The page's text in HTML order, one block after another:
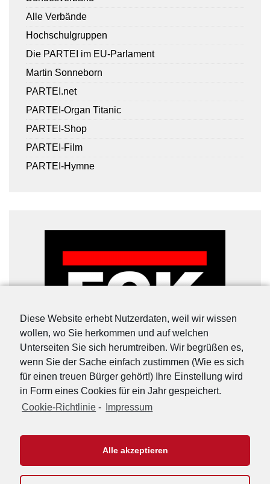
Diese Website erhebt Nutzerdaten, weil wir wissen
wollen, wo Sie herkommen und auf welchen
Unterseiten Sie sich herumtreiben. Wir begrüßen es,
wenn Sie der Sache einfach zustimmen (Wie es sich
für einen treuen Bürger gehört!) Ihre Einstellung wird
in Form eines Cookies für ein Jahr gespeichert.
Cookie-Richtlinie - Impressum
Alle akzeptieren
Alle Verbände
Hochschulgruppen
Die PARTEI im EU-Parlament
Martin Sonneborn
PARTEI.net
PARTEI-Organ Titanic
PARTEI-Shop
PARTEI-Film
PARTEI-Hymne